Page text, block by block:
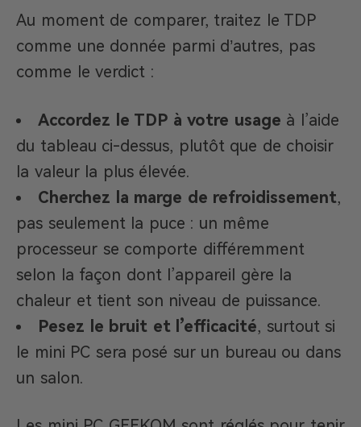
Au moment de comparer, traitez le TDP
comme une donnée parmi d’autres, pas
comme le verdict :
Accordez le TDP à votre usage à l’aide
du tableau ci-dessus, plutôt que de choisir
la valeur la plus élevée.
Cherchez la marge de refroidissement,
pas seulement la puce : un même
processeur se comporte différemment
selon la façon dont l’appareil gère la
chaleur et tient son niveau de puissance.
Pesez le bruit et l’efficacité, surtout si
le mini PC sera posé sur un bureau ou dans
un salon.